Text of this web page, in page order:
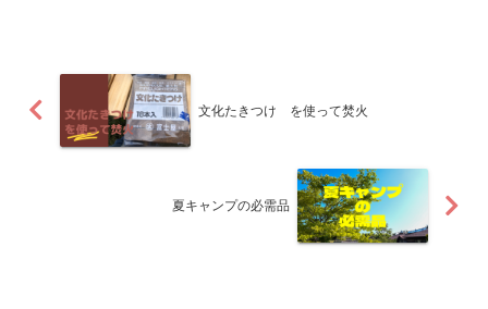
文化たきつけ を使って焚火
夏キャンプの必需品